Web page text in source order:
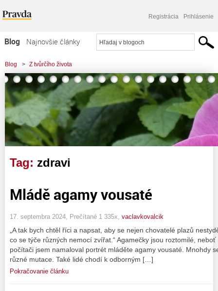
Registrácia Prihlásenie
Blog
Najnovšie články
Najčítanejšie články
Najkomentovanejšie články
Zoznam blogov
Komerčné blogy
Blog > Z tvůrčího života
Tag: zdravi
Mládě agamy vousaté
17. septembra 2024, Prečítané 1 335x, vaclavkovalcik
„A tak bych chtěl říci a napsat, aby se nejen chovatelé plazů
co se týče různých nemocí zvířat.“ Agamečky jsou roztomilé,
počítači jsem namaloval portrét mláděte agamy vousaté. Mnohdy
různé mutace. Také lidé chodí k odborným […]
Pokračovanie článku